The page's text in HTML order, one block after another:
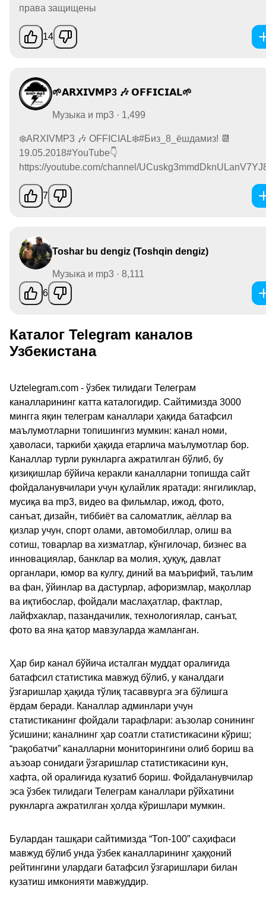
права защищены
14
🌱𝗔𝗥𝗫𝗜𝗩𝗠𝗣3 🎶 𝗢𝗙𝗙𝗜𝗖𝗜𝗔𝗟🌱
Музыка и mp3 · 1,499
❄️ARXIVMP3 🎶 OFFICIAL❄️#Биз_8_ёшдамиз! 📆
19.05.2018#YouTube👇
https://youtube.com/channel/
7
Toshar bu dengiz (Toshqin dengiz)
Музыка и mp3 · 8,111
6
Каталог Telegram каналов
Узбекистана
Uztelegram.com - ўзбек тилидаги Телеграм
каналларининг катта каталогидир. Сайтимизда 3000
мингга яқин телеграм каналлари ҳақида батафсил
маълумотларни топишингиз мумкин: канал номи,
ҳаволаси, таркиби ҳақида етарлича маълумотлар бор.
Каналлар турли рукнларга ажратилган бўлиб, бу
қизиқишлар бўйича керакли каналларни топишда сайт
фойдаланувчилари учун қулайлик яратади: янгиликлар,
мусиқа ва mp3, видео ва фильмлар, ижод, фото,
санъат, дизайн, тиббиёт ва саломатлик, аёллар ва
қизлар учун, спорт олами, автомобиллар, олиш ва
сотиш, товарлар ва хизматлар, кўнгилочар, бизнес ва
инновациялар, банклар ва молия, ҳуқуқ, давлат
органлари, юмор ва кулгу, диний ва маърифий, таълим
ва фан, ўйинлар ва дастурлар, афоризмлар, мақоллар
ва иқтибослар, фойдали маслаҳатлар, фактлар,
лайфхаклар, пазандачилик, технологиялар, санъат,
фото ва яна қатор мавзуларда жамланган.
Ҳар бир канал бўйича исталган муддат оралиғида
батафсил статистика мавжуд бўлиб, у каналдаги
ўзгаришлар ҳақида тўлиқ тасаввурга эга бўлишга
ёрдам беради. Каналлар админлари учун
статистиканинг фойдали тарафлари: аъзолар сонининг
ўсишини; каналнинг ҳар соатли статистикасини кўриш;
“рақобатчи” каналларни мониторингини олиб бориш ва
аъзоар сонидаги ўзгаришлар статистикасини кун,
хафта, ой оралиғида кузатиб бориш. Фойдаланувчилар
эса ўзбек тилидаги Телеграм каналлари рўйхатини
рукнларга ажратилган ҳолда кўришлари мумкин.
Булардан ташқари сайтимизда “Топ-100” саҳифаси
мавжуд бўлиб унда ўзбек каналларининг ҳаққоний
рейтингини улардаги батафсил ўзгаришлари билан
кузатиш имконияти мавжуддир.